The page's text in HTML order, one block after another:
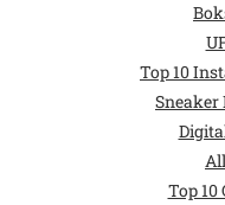
Top 10
Sneaker
Top 10